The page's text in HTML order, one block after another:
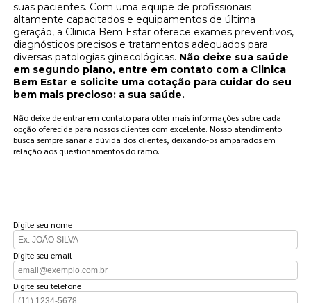
suas pacientes. Com uma equipe de profissionais
altamente capacitados e equipamentos de última
geração, a Clinica Bem Estar oferece exames preventivos,
diagnósticos precisos e tratamentos adequados para
diversas patologias ginecológicas. Não deixe sua saúde
em segundo plano, entre em contato com a Clinica
Bem Estar e solicite uma cotação para cuidar do seu
bem mais precioso: a sua saúde.
Não deixe de entrar em contato para obter mais informações sobre cada
opção oferecida para nossos clientes com excelente. Nosso atendimento
busca sempre sanar a dúvida dos clientes, deixando-os amparados em
relação aos questionamentos do ramo.
Digite seu nome
Digite seu email
Digite seu telefone